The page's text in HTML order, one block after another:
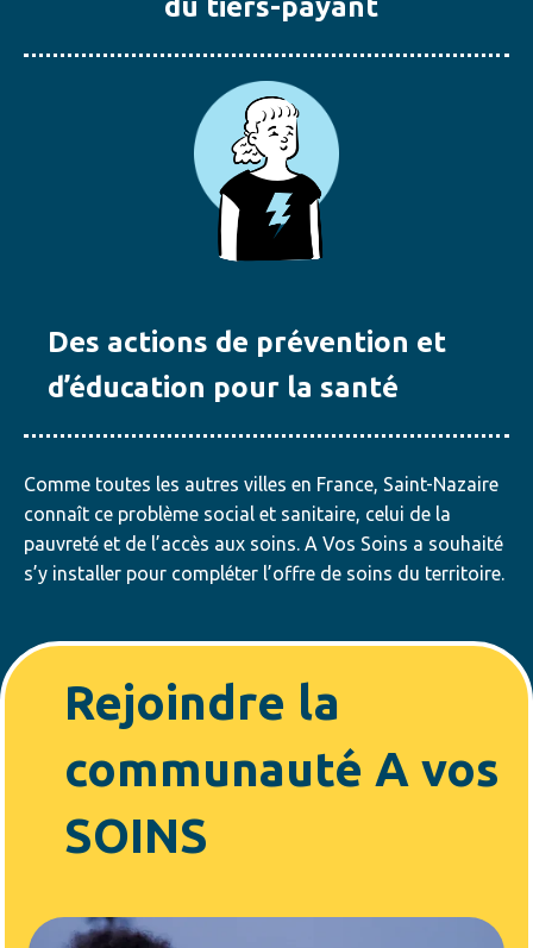
Des actions de prévention et
d’éducation pour la santé
Comme toutes les autres villes en France, Saint-Nazaire
connaît ce problème social et sanitaire, celui de la
pauvreté et de l’accès aux soins. A Vos Soins a souhaité
s’y installer pour compléter l’offre de soins du territoire.
Rejoindre la
communauté A vos
SOINS